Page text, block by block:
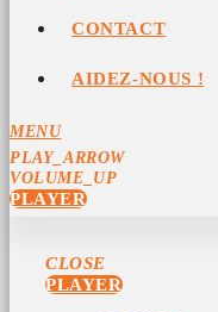
CONTACT
AIDEZ-NOUS !
MENU
PLAY_ARROW
VOLUME_UP
PLAYER
CLOSE
PLAYER